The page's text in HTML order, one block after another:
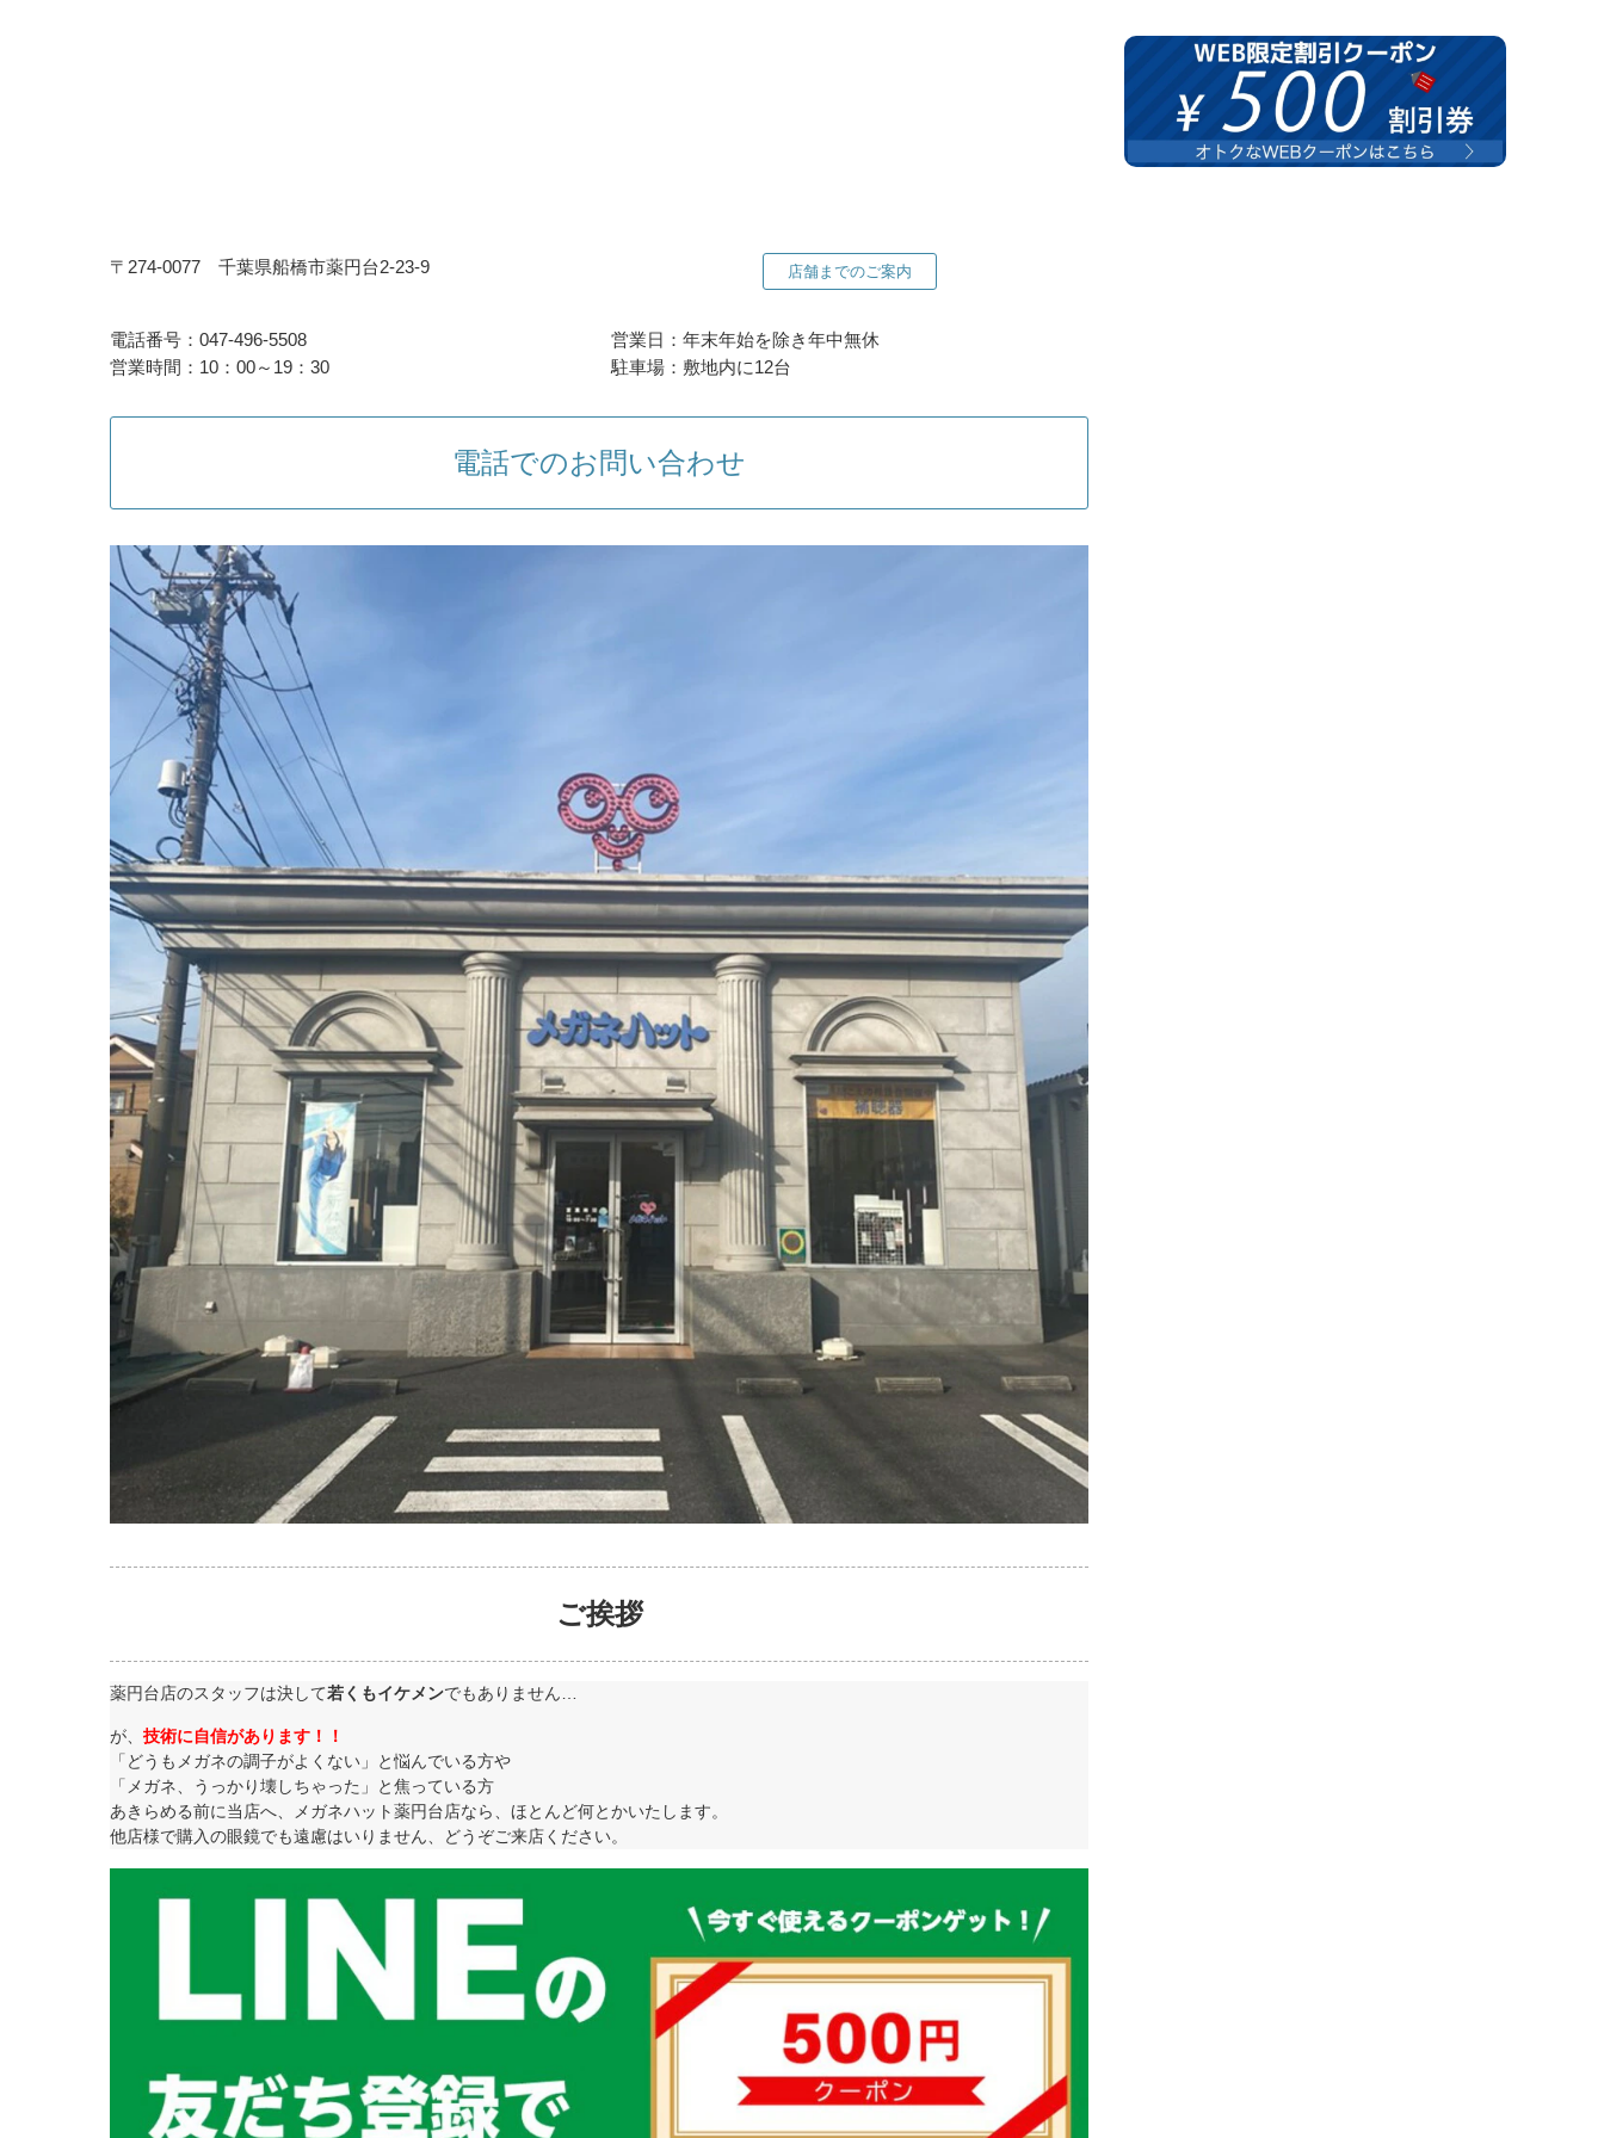
〒274-0077 千葉県船橋市薬円台2-23-9 店舗までのご案内
電話番号：047-496-5508
営業時間：10：00～19：30
営業日：年末年始を除き年中無休
駐車場：敷地内に12台
電話でのお問い合わせ
ご挨拶
薬円台店のスタッフは決して若くもイケメンでもありません…
が、 技術に自信があります！！
「どうもメガネの調子がよくない」と悩んでいる方や
「メガネ、うっかり壊しちゃった」と焦っている方
あきらめる前に当店へ、メガネハット薬円台店なら、ほとんど何とかいたします。
他店様で購入の眼鏡でも遠慮はいりません、どうぞご来店ください。